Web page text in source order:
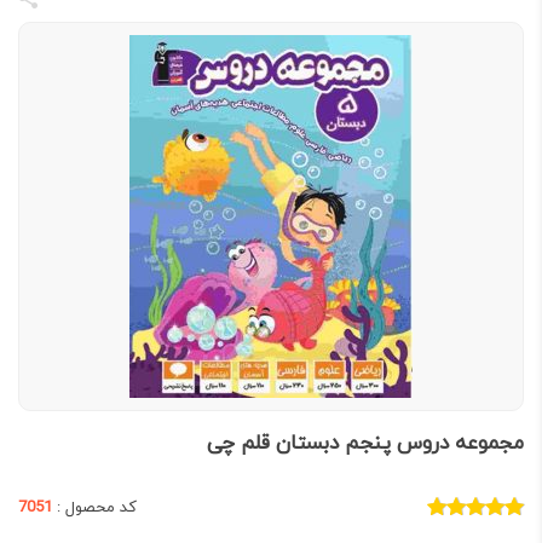
مجموعه دروس پنجم دبستان قلم چی
کد محصول : 7051